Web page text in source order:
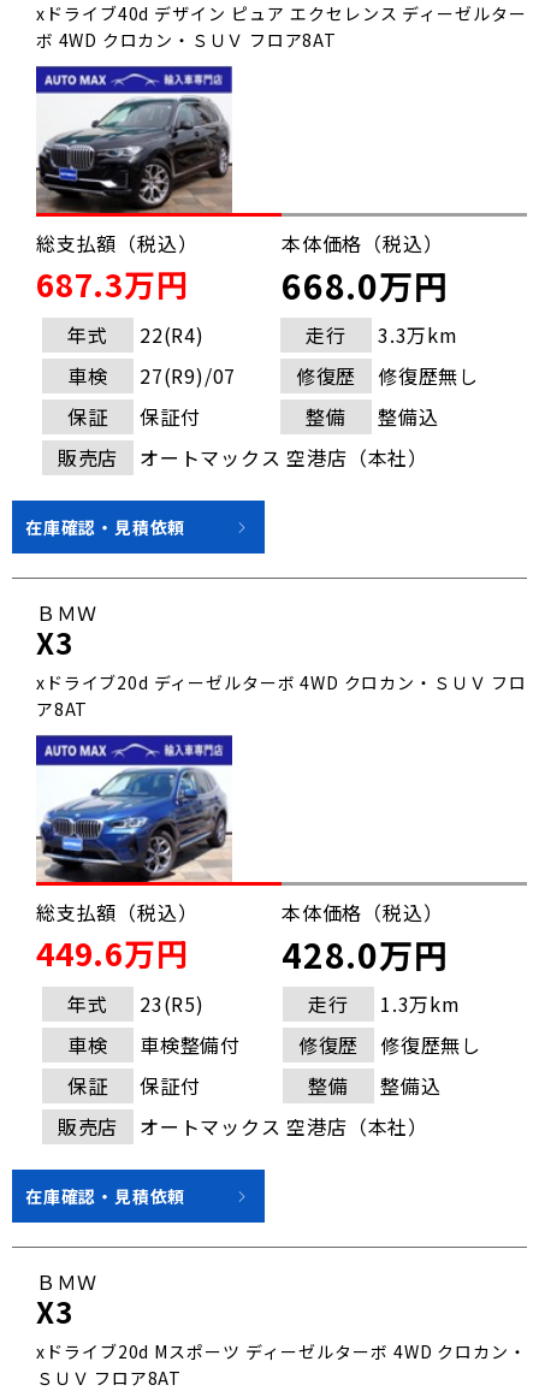
xドライブ40d デザイン ピュア エクセレンス ディーゼルター
ボ 4WD クロカン・ＳＵＶ フロア8AT
総支払額（税込）
687.3万円
本体価格（税込）
668.0万円
年式 22(R4) 走行
3.3万km
車検
27(R9)/07 修復歴
修復歴無し
保証
保証付 整備
整備込
販売店
オートマックス 空港店（本社）
在庫確認・見積依頼
ＢＭＷ
X3
xドライブ20d ディーゼルターボ 4WD クロカン・ＳＵＶ フロ
ア8AT
総支払額（税込）
449.6万円
本体価格（税込）
428.0万円
年式 23(R5) 走行
1.3万km
車検
車検整備付 修復歴
修復歴無し
保証
保証付 整備
整備込
販売店
オートマックス 空港店（本社）
在庫確認・見積依頼
ＢＭＷ
X3
xドライブ20d Mスポーツ ディーゼルターボ 4WD クロカン・
ＳＵＶ フロア8AT